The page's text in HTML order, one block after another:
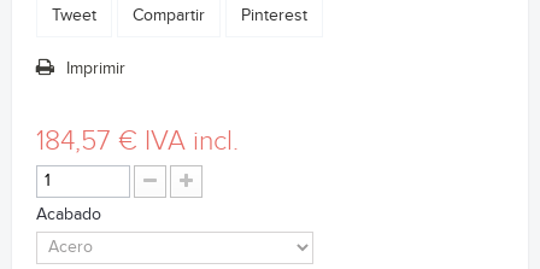
Tweet Compartir Pinterest
Imprimir
184,57 € IVA incl.
Acabado